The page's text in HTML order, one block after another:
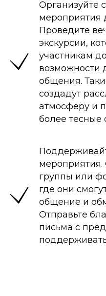
Организуйте
мероприятия
Проведите
экскурсии,
участникам
возможности
общения.
создадут
атмосферу и
более тесные
мероприятия.
группы или
где они
общение и
Отправьте
письма с